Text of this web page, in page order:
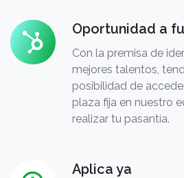
Oportunidad a
Con la premisa de
mejores talentos,
posibilidad de
plaza fija en nuestro
realizar tu pasantía.
Oportunidad
a
futuro
Aplica ya
Aplica